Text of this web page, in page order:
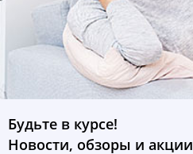
Будьте в курсе!
Новости, обзоры и акции